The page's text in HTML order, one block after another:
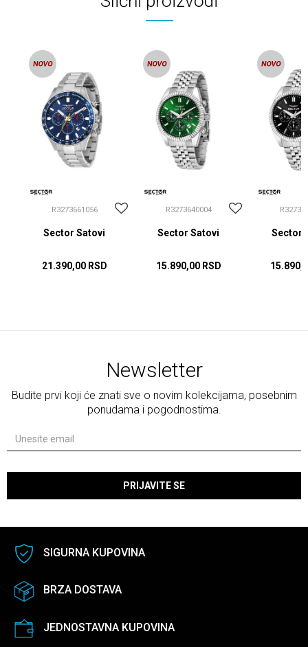
R3273661056
Sector Satovi
21.390,00 RSD
R3273640004
Sector Satovi
15.890,00 RSD
Sector
Newsletter
Budite prvi koji će znati sve o novim kolekcijama, posebnim
ponudama i pogodnostima.
PRIJAVITE SE
SIGURNA KUPOVINA
BRZA DOSTAVA
JEDNOSTAVNA KUPOVINA